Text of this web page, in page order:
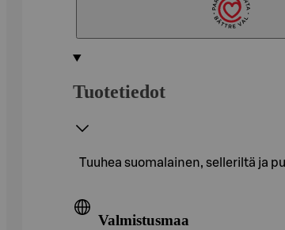
Tuotetiedot
Tuuhea suomalainen, selleriltä ja
Valmistusmaa